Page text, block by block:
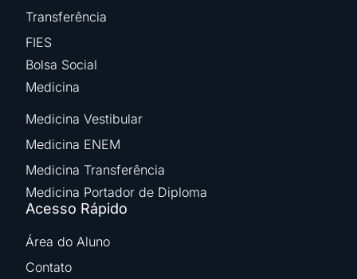
Transferência
FIES
Bolsa Social
Medicina
Medicina Vestibular
Medicina ENEM
Medicina Transferência
Medicina Portador de Diploma
Acesso Rápido
Área do Aluno
Contato